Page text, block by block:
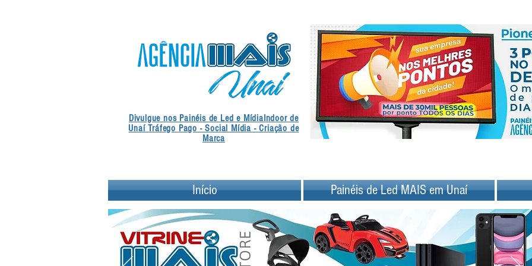
Divulgue nos Painéis de Led e MídiaIndoor de
Unaí Tráfego Pago - Social Mídia - Criação de
Marca
.
.
Início Painéis de Led MAIS em Unaí